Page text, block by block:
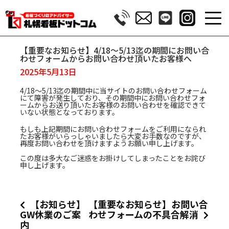
【重要なお知らせ】4/18～5/13迄の期間にお問い合
わせフォームからお問い合わせ頂いたお客様へ
2025年5月13日
4/18～5/13迄の期間中に当サイトのお問い合わせフォーム
にて障害が発生しており、その期間中にお問い合わせフォ
ームからお送り頂いたお客様のお問い合わせを確認できて
いない状態となっております。
もしも上記期間にお問い合わせフォームをご利用になられ
たお客様がいらっしゃいましたら大変お手数なのですが、
再度お問い合わせを頂けますようお願い申し上げます。
この度は多大なご迷惑をお掛けしてしまったことをお詫び
申し上げます。
【お知らせ】
GW休業のご案
内
【重要なお知らせ】お問い合
わせフォームの不具合解消